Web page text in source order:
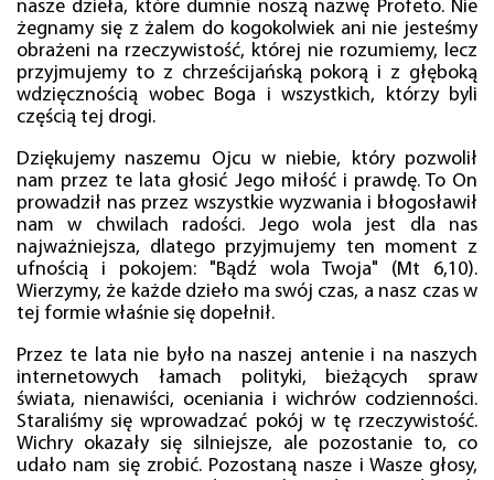
nasze dzieła, które dumnie noszą nazwę Profeto. Nie
żegnamy się z żalem do kogokolwiek ani nie jesteśmy
obrażeni na rzeczywistość, której nie rozumiemy, lecz
przyjmujemy to z chrześcijańską pokorą i z głęboką
wdzięcznością wobec Boga i wszystkich, którzy byli
częścią tej drogi.
Dziękujemy naszemu Ojcu w niebie, który pozwolił
nam przez te lata głosić Jego miłość i prawdę. To On
prowadził nas przez wszystkie wyzwania i błogosławił
nam w chwilach radości. Jego wola jest dla nas
najważniejsza, dlatego przyjmujemy ten moment z
ufnością i pokojem: "Bądź wola Twoja" (Mt 6,10).
Wierzymy, że każde dzieło ma swój czas, a nasz czas w
tej formie właśnie się dopełnił.
Przez te lata nie było na naszej antenie i na naszych
internetowych łamach polityki, bieżących spraw
świata, nienawiści, oceniania i wichrów codzienności.
Staraliśmy się wprowadzać pokój w tę rzeczywistość.
Wichry okazały się silniejsze, ale pozostanie to, co
udało nam się zrobić. Pozostaną nasze i Wasze głosy,